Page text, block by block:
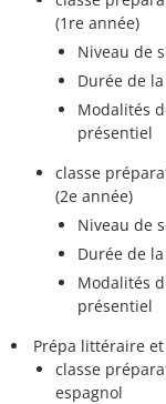
(1re année)
Niveau de
Durée de
Modalités
présentiel
classe
(2e année)
Niveau de
Durée de
Modalités
présentiel
Prépa littéraire
classe
espagnol